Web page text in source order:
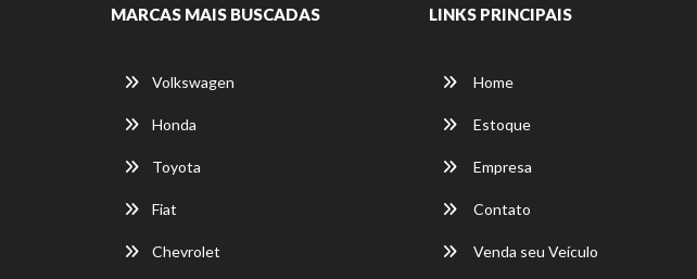
MARCAS MAIS BUSCADAS
Volkswagen
Honda
Toyota
Fiat
Chevrolet
LINKS PRINCIPAIS
Home
Estoque
Empresa
Contato
Venda seu Veículo